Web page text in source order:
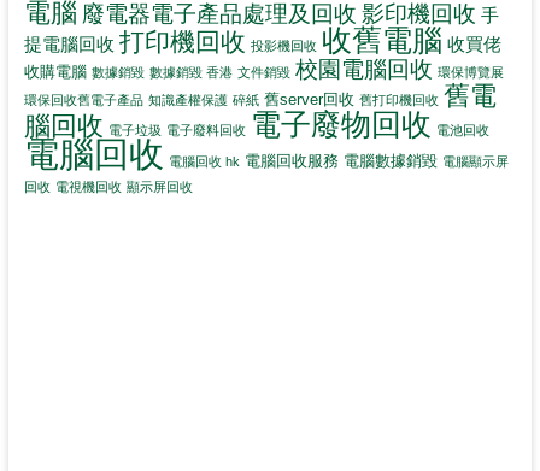
電腦 廢電器電子產品處理及回收 影印機回收 手
提電腦回收 打印機回收 投影機回收 收舊電腦 收買佬
收購電腦 數據銷毀 數據銷毀 香港 文件銷毀 校園電腦回收 環保博覽展
環保回收舊電子產品 知識產權保護 碎紙 舊server回收 舊打印機回收 舊電
腦回收 電子垃圾 電子廢料回收 電子廢物回收 電池回收
電腦回收 電腦回收 hk 電腦回收服務 電腦數據銷毀 電腦顯示屏
回收 電視機回收 顯示屏回收